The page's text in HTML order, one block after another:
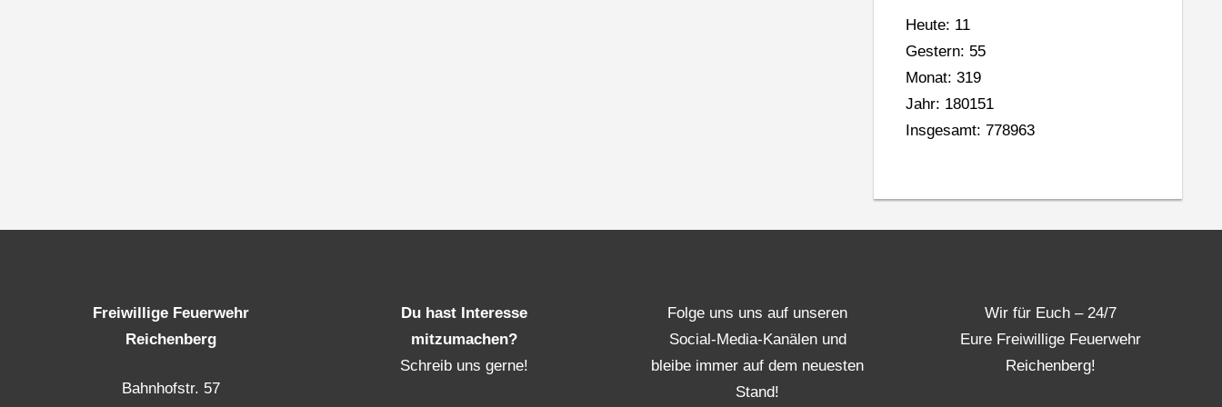
Heute: 11
Gestern: 55
Monat: 319
Jahr: 180151
Insgesamt: 778963
Freiwillige Feuerwehr
Reichenberg
Bahnhofstr. 57
Du hast Interesse
mitzumachen?
Schreib uns gerne!
Folge uns uns auf unseren
Social-Media-Kanälen und
bleibe immer auf dem neuesten
Stand!
Wir für Euch – 24/7
Eure Freiwillige Feuerwehr
Reichenberg!